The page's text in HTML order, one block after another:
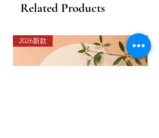
Related Products
2026新款